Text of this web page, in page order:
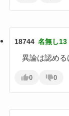
18744 名無し13
異論は認める
0 0